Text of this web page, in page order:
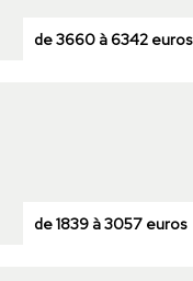
de 3660 à 6342 euros
de 1839 à 3057 euros